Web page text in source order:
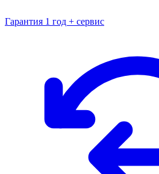
Гарантия 1 год + сервис